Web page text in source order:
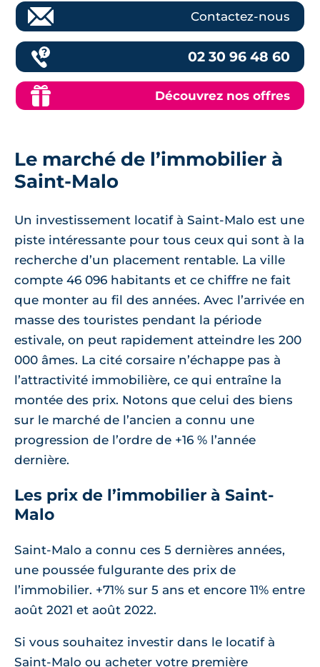
Contactez-nous
02 30 96 48 60
Découvrez nos offres
Le marché de l’immobilier à
Saint-Malo
Un investissement locatif à Saint-Malo est une
piste intéressante pour tous ceux qui sont à la
recherche d’un placement rentable. La ville
compte 46 096 habitants et ce chiffre ne fait
que monter au fil des années. Avec l’arrivée en
masse des touristes pendant la période
estivale, on peut rapidement atteindre les 200
000 âmes. La cité corsaire n’échappe pas à
l’attractivité immobilière, ce qui entraîne la
montée des prix. Notons que celui des biens
sur le marché de l’ancien a connu une
progression de l’ordre de +16 % l’année
dernière.
Les prix de l’immobilier à Saint-
Malo
Saint-Malo a connu ces 5 dernières années,
une poussée fulgurante des prix de
l’immobilier. +71% sur 5 ans et encore 11% entre
août 2021 et août 2022.
Si vous souhaitez investir dans le locatif à
Saint-Malo ou acheter votre première